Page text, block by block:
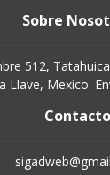
Sobre
512,
Llave, Mexico.
Contacto